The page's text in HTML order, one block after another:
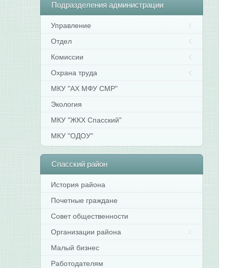
Подразделения администрации
Управление
Отдел
Комиссии
Охрана труда
МКУ "АХ МФУ СМР"
Экология
МКУ "ЖКХ Спасский"
МКУ "ОДОУ"
Спасскийрайон
История района
Почетные граждане
Совет общественности
Организации района
Малый бизнес
Работодателям